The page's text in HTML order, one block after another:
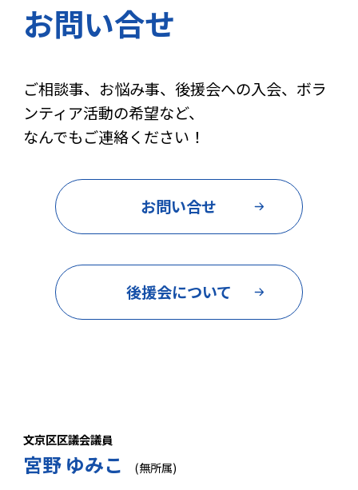
お問い合せ
ご相談事、お悩み事、後援会への入会、ボラ
ンティア活動の希望など、
なんでもご連絡ください！
お問い合せ
後援会について
文京区区議会議員
宮野 ゆみこ (無所属)